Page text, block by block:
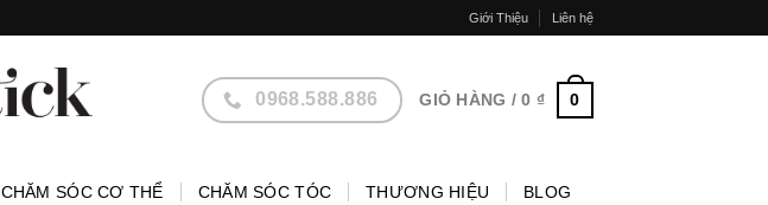
Giới Thiệu Liên hệ
0968.588.886 GIỎ HÀNG /0 ₫ 0
CHĂM SÓC CƠ THỂ CHĂM SÓC TÓC THƯƠNG HIỆU BLOG